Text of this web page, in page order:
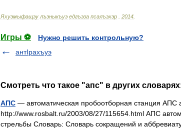
Яхуэмыфащэу лъэныкъуэ едгъэза псалъэхэр 2014
Игры ⚽
Нужно решить контрольную?
антIрахъуэ
Смотреть что такое "апс" в других
АПС — автоматическая пробоотборная станция АПС
http://www.rosbalt.ru/2003/08/27/115654.html АПС
стрельбы Словарь: Словарь сокращений и